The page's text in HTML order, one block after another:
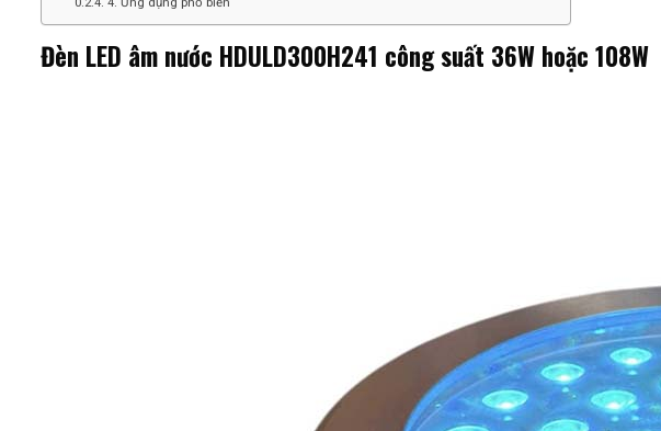
Đèn LED âm nước HDULD300H241 công suất 36W hoặc 108W